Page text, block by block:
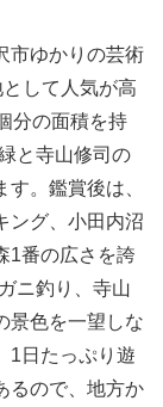
市ゆかりの芸術
して人気が高
分の面積を持
と寺山修司の
。鑑賞後は、
ング、小田内沼
1番の広さを誇
ニ釣り、寺山
景色を一望しな
1日たっぷり遊
るので、地方か